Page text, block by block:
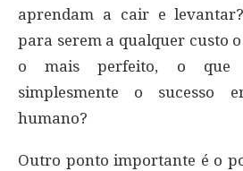
aprendam a cair e
para serem a qualquer custo
o mais perfeito, o que
simplesmente o sucesso
humano?
Outro ponto importante é o